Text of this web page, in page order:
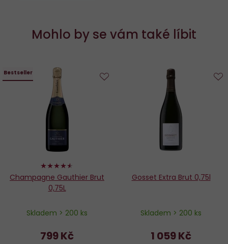
Mohlo by se vám také líbit
Bestseller
90%
Champagne Gauthier Brut
0,75L
Skladem > 200 ks
799 Kč
Gosset Extra Brut 0,75l
Skladem > 200 ks
1 059 Kč